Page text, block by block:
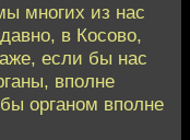
многих из нас
в Косово,
если бы нас
вполне
органом вполне